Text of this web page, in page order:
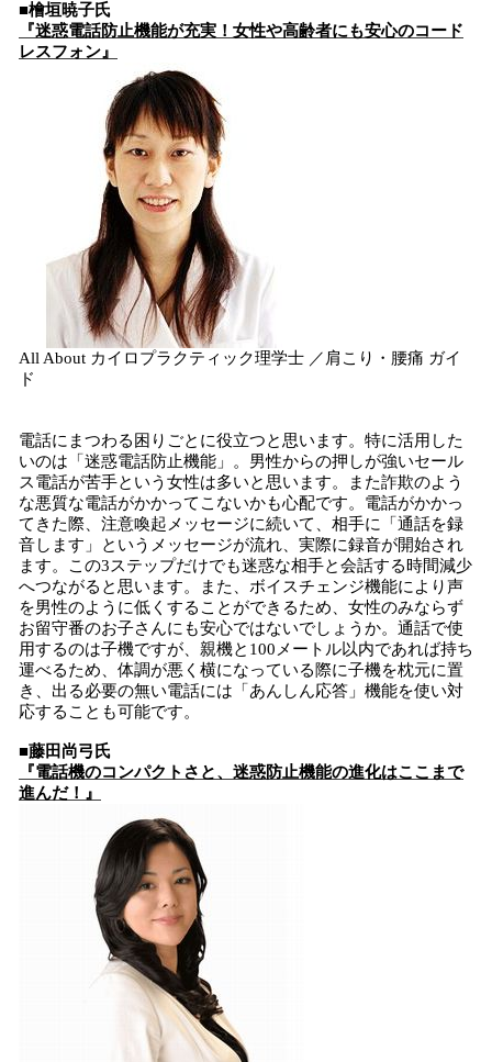
■檜垣暁子氏
『迷惑電話防止機能が充実！女性や高齢者にも安心のコード
レスフォン』
All About カイロプラクティック理学士 ／肩こり・腰痛 ガイ
ド
電話にまつわる困りごとに役立つと思います。特に活用した
いのは「迷惑電話防止機能」。男性からの押しが強いセール
ス電話が苦手という女性は多いと思います。また詐欺のよう
な悪質な電話がかかってこないかも心配です。電話がかかっ
てきた際、注意喚起メッセージに続いて、相手に「通話を録
音します」というメッセージが流れ、実際に録音が開始され
ます。この3ステップだけでも迷惑な相手と会話する時間減少
へつながると思います。また、ボイスチェンジ機能により声
を男性のように低くすることができるため、女性のみならず
お留守番のお子さんにも安心ではないでしょうか。通話で使
用するのは子機ですが、親機と100メートル以内であれば持ち
運べるため、体調が悪く横になっている際に子機を枕元に置
き、出る必要の無い電話には「あんしん応答」機能を使い対
応することも可能です。
■藤田尚弓氏
『電話機のコンパクトさと、迷惑防止機能の進化はここまで
進んだ！』